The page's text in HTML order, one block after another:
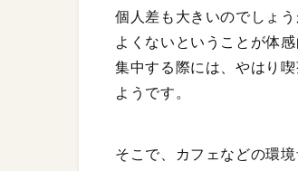
個人差も大きいのでしょ
よくないということが体
集中する際には、やはり
ようです。
そこで、カフェなどの環